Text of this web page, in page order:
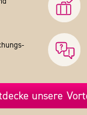
unsere